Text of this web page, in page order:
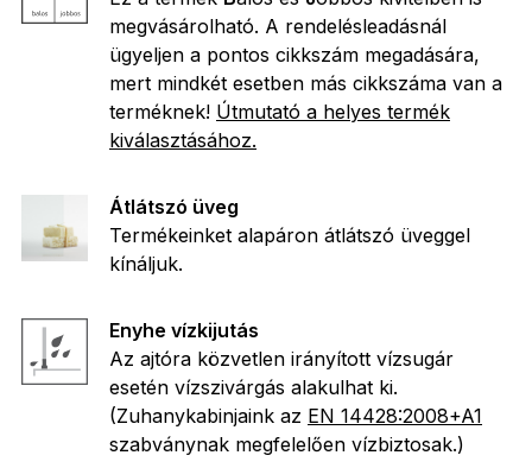
megvásárolható. A rendelésleadásnál
ügyeljen a pontos cikkszám megadására,
mert mindkét esetben más cikkszáma van a
terméknek! Útmutató a helyes termék
kiválasztásához.
Átlátszó üveg
Termékeinket alapáron átlátszó üveggel
kínáljuk.
Enyhe vízkijutás
Az ajtóra közvetlen irányított vízsugár
esetén vízszivárgás alakulhat ki.
(Zuhanykabinjaink az EN 14428:2008+A1
szabványnak megfelelően vízbiztosak.)